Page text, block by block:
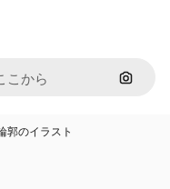
画像で
郭のイラスト